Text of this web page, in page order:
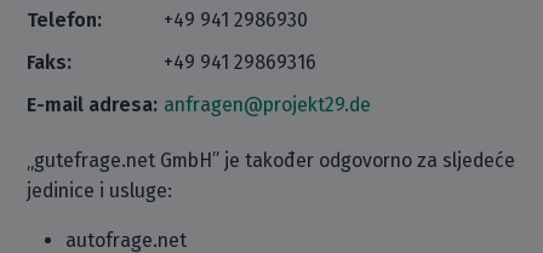
Telefon:
+49 941 2986930
Faks:
+49 941 29869316
E-mail adresa: anfragen@projekt29.de
„gutefrage.net GmbH” je također odgovorno za sljedeće
jedinice i usluge:
autofrage.net